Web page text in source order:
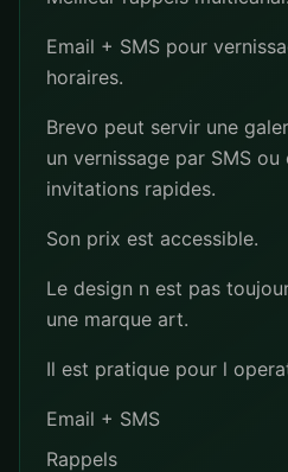
Email + SMS pour
horaires.
Brevo peut servir une
un vernissage par SMS
invitations rapides.
Son prix est accessible.
Le design n est pas
une marque art.
Il est pratique pour l
Email + SMS
Rappels